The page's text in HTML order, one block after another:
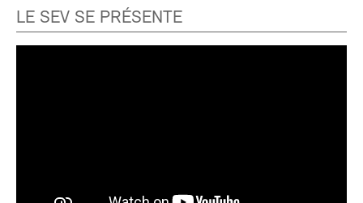
LE SEV SE PRÉSENTE